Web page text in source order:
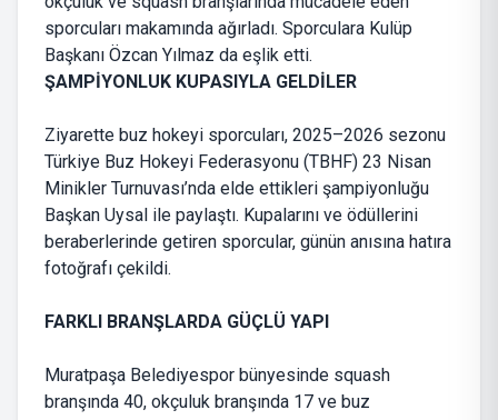
sporcuları makamında ağırladı. Sporculara Kulüp
Başkanı Özcan Yılmaz da eşlik etti.
ŞAMPİYONLUK KUPASIYLA GELDİLER
Ziyarette buz hokeyi sporcuları, 2025–2026 sezonu
Türkiye Buz Hokeyi Federasyonu (TBHF) 23 Nisan
Minikler Turnuvası’nda elde ettikleri şampiyonluğu
Başkan Uysal ile paylaştı. Kupalarını ve ödüllerini
beraberlerinde getiren sporcular, günün anısına hatıra
fotoğrafı çekildi.
FARKLI BRANŞLARDA GÜÇLÜ YAPI
Muratpaşa Belediyespor bünyesinde squash
branşında 40, okçuluk branşında 17 ve buz